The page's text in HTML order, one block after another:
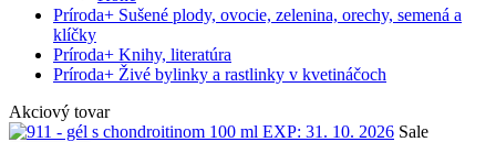
Príroda+ Sušené plody, ovocie, zelenina, orechy, semená a
klíčky
Príroda+ Knihy, literatúra
Príroda+ Živé bylinky a rastlinky v kvetináčoch
Akciový tovar
Sale